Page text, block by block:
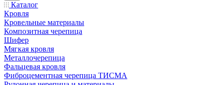
Каталог
Кровля
Кровельные материалы
Композитная черепица
Шифер
Мягкая кровля
Металлочерепица
Фальцевая кровля
Фиброцементная черепица ТИСМА